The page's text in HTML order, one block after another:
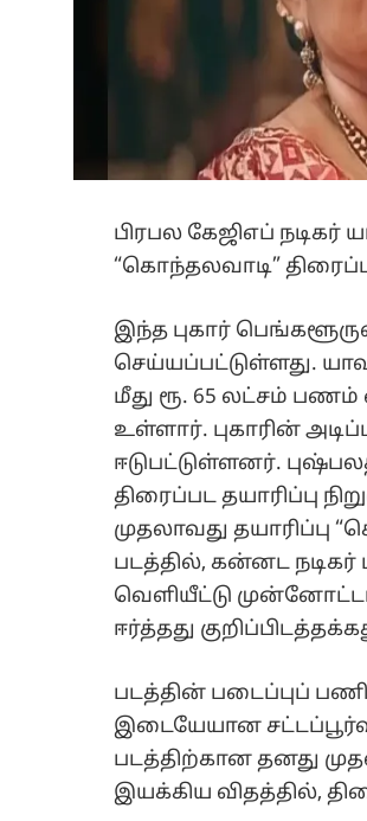
பிரபல கேஜிஎப்
“கொந்தலவாடி”
இந்த புகார்
செய்யப்பட்டுள்ளது.
மீது ரூ. 65 லட்சம் பணம்
உள்ளார். புகாரின்
ஈடுபட்டுள்ளனர்.
திரைப்பட தயாரிப்பு
முதலாவது
படத்தில், கன்னட நடிகர்
வெளியீட்டு
ஈர்த்தது
படத்தின் படைப்புப்
இடையேயான
படத்திற்கான தனது
இயக்கிய விதத்தில்,